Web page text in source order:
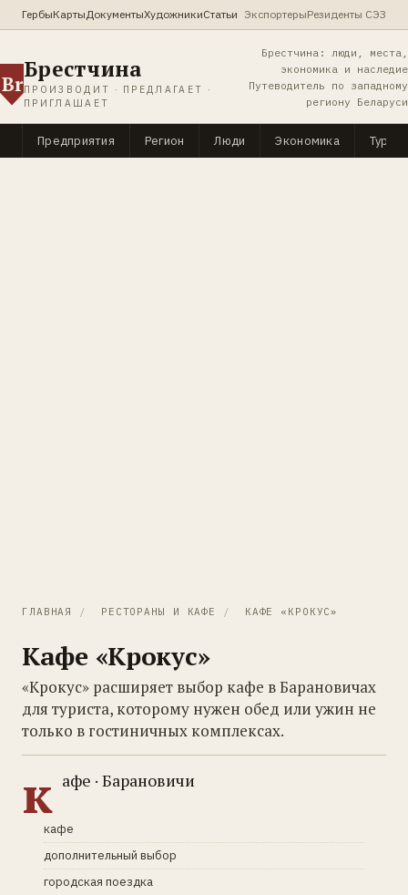
ГербыКартыДокументыХудожникиСтатьи ЭкспортерыРезиденты СЭЗ
Br
Брестчина
ПРОИЗВОДИТ · ПРЕДЛАГАЕТ ·
ПРИГЛАШАЕТ
Брестчина: люди, места,
экономика и наследие
Путеводитель по западному
региону Беларуси
Предприятия Регион Люди Экономика
ГЛАВНАЯ / РЕСТОРАНЫ И КАФЕ / КАФЕ «КРОКУС»
Кафе «Крокус»
«Крокус» расширяет выбор кафе в Барановичах
для туриста, которому нужен обед или ужин не
только в гостиничных комплексах.
к афе · Барановичи
кафе
дополнительный выбор
городская поездка